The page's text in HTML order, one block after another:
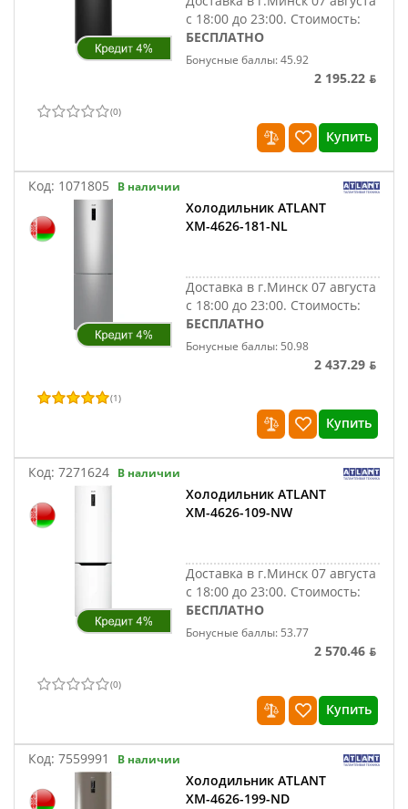
с 18:00 до 23:00. Стоимость:
БЕСПЛАТНО
Бонусные баллы: 45.92
2 195.22 ƃ
(0)
Купить
Код: 1071805 В наличии
Холодильник ATLANT
ХМ-4626-181-NL
Доставка в г.Минск 07 августа
с 18:00 до 23:00. Стоимость:
БЕСПЛАТНО
Бонусные баллы: 50.98
2 437.29 ƃ
(1)
Купить
Код: 7271624 В наличии
Холодильник ATLANT
ХМ-4626-109-NW
Доставка в г.Минск 07 августа
с 18:00 до 23:00. Стоимость:
БЕСПЛАТНО
Бонусные баллы: 53.77
2 570.46 ƃ
(0)
Купить
Код: 7559991 В наличии
Холодильник ATLANT
ХМ-4626-199-ND